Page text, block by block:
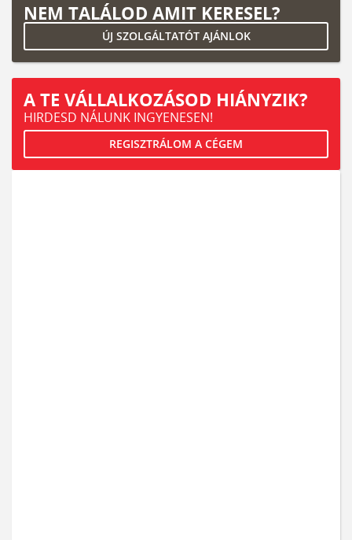
NEM TALÁLOD AMIT KERESEL?
ÚJ SZOLGÁLTATÓT AJÁNLOK
A TE VÁLLALKOZÁSOD HIÁNYZIK?
HIRDESD NÁLUNK INGYENESEN!
REGISZTRÁLOM A CÉGEM